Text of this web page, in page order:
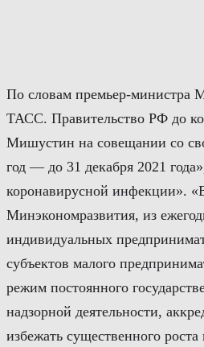
По словам премьер-министра
ТАСС. Правительство РФ до
Мишустин на совещании со
год — до 31 декабря 2021
коронавирусной инфекции».
Минэкономразвития, из
индивидуальных
субъектов малого
режим постоянного
надзорной деятельности,
избежать существенного